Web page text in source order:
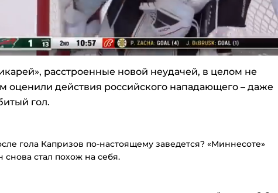
расстроенные новой неудачей, в целом не
оценили действия российского нападающего – даже
гол.
гола Капризов по-настоящему заведется? «Миннесоте»
снова стал похож на себя.